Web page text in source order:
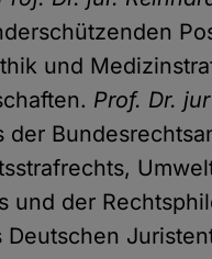
und
Prof. Dr.
und der